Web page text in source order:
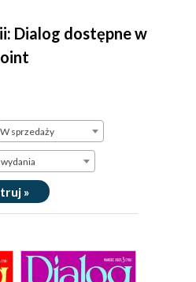
Dialog dostępne w
W sprzedaży
»